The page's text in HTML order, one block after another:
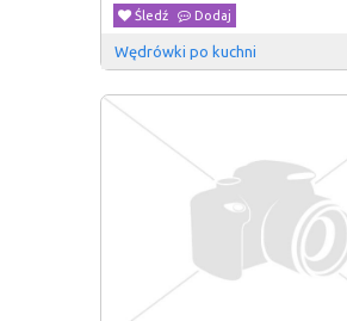
Śledź
Dodaj
Wędrówki po kuchni